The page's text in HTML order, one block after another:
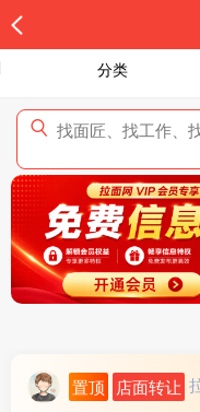
分类
置顶 店面转让